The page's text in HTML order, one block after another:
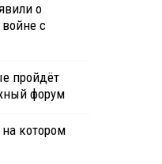
о
с
пройдёт
форум
на котором